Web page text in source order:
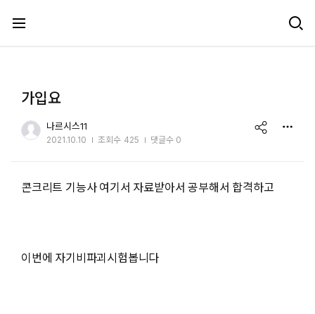
가입요
나르시스11
2021.10.10 조회수 425 댓글수 0
share
콘크리트 기능사 여기서 자료받아서 공부해서 합격하고
이번에 자기비파괴시험봅니다